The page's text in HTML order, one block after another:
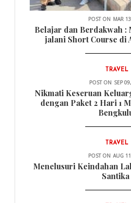
POST ON MAR
Belajar dan Berdakwah :
jalani Short Course di
TRAVEL
POST ON SEP
Nikmati Keseruan
dengan Paket 2 Hari 1
TRAVEL
POST ON AUG
Menelusuri Keindahan
Santika